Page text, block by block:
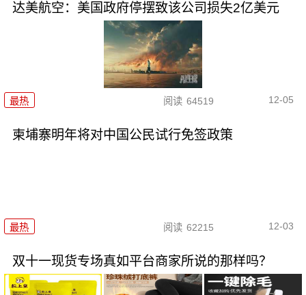
达美航空：美国政府停摆致该公司损失2亿美元
最热 阅读 64519 12-05
柬埔寨明年将对中国公民试行免签政策
最热 阅读 62215 12-03
双十一现货专场真如平台商家所说的那样吗？